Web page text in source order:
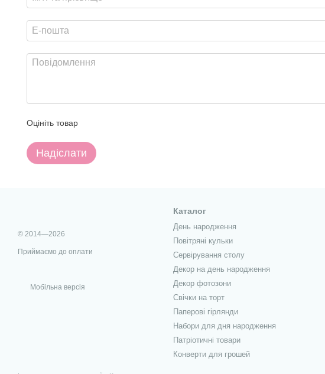
Оцініть товар
Надіслати
© 2014—2026
Приймаємо до оплати
Мобільна версія
Каталог
День народження
Повітряні кульки
Сервірування столу
Декор на день народження
Декор фотозони
Свічки на торт
Паперові гірлянди
Набори для дня народження
Патріотичні товари
Конверти для грошей